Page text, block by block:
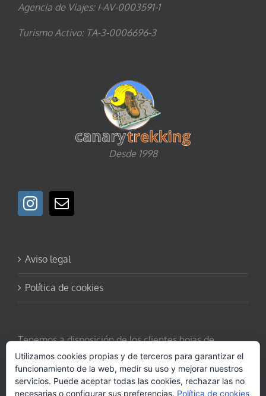
Agencia de Viajes: I-AV-0003591-1
Turismo Activo: TA-3-0006696-3
Desde 1998
Aviso legal
Política de cookies
Tenemos a disposición de los clientes hojas de
reclamaciones.Solicítela aquí.
Utilizamos cookies propias y de terceros para garantizar el
funcionamiento de la web, medir su uso y mejorar nuestros
servicios. Puede aceptar todas las cookies, rechazar las no
necesarias o configurar sus preferencias. Política de cookies